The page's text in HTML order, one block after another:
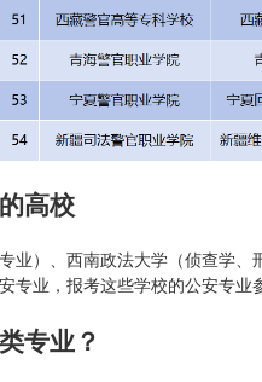
高校
）、西南政法大学（侦查学、
专业，报考这些学校的公安专业
专业？